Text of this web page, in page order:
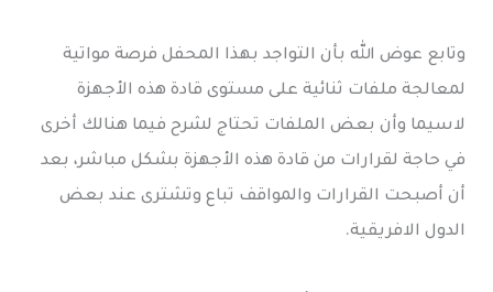
وتابع عوض الله بأن التواجد بهذا المحفل فرصة مواتية
لمعالجة ملفات ثنائية على مستوى قادة هذه الأجهزة
لاسيما وأن بعض الملفات تحتاج لشرح فيما هنالك أخرى
في حاجة لقرارات من قادة هذه الأجهزة بشكل مباشر، بعد
أن أصبحت القرارات والمواقف تباع وتشترى عند بعض
الدول الافريقية.